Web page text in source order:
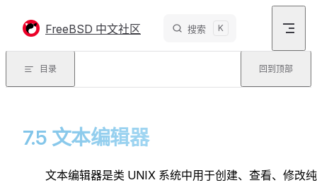
FreeBSD 中文社区 搜索 K
目录 回到顶部
7.5 文本编辑器
文本编辑器是类 UNIX 系统中用于创建、查看、修改